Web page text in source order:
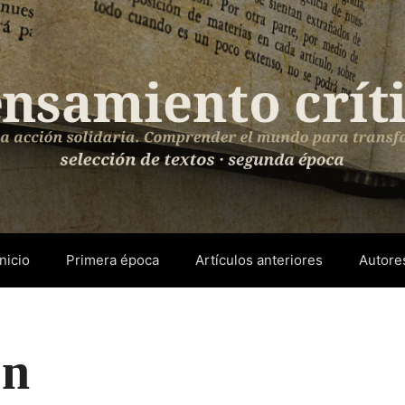
Primera época Artículos anteriores